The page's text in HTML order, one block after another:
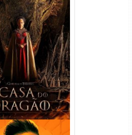
do Dragão 1ª
Torrent (2022)
720p/1080p Dual
Áudio